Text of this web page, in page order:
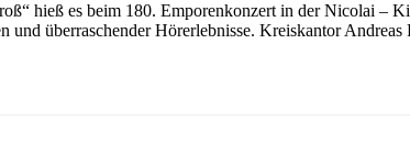
hieß es beim 180. Emporenkonzert in der Nicolai –
und überraschender Hörerlebnisse. Kreiskantor